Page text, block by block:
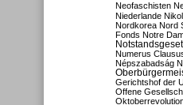
Neofaschisten
Niederlande
Nordkorea Nord
Fonds Notre
Numerus
Népszabadság
Gerichtshof der
Offene